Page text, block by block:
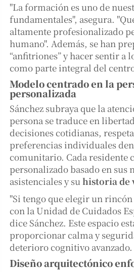
"La formación es uno de
fundamentales", asegura.
altamente profesionalizado
humano". Además, se han
“anfitriones” y hacer sentir a
como parte integral del
Modelo centrado en la
personalizada
Sánchez subraya que la
persona se traduce en
decisiones cotidianas,
preferencias individuales
comunitario. Cada residente
personalizado basado en sus
asistenciales y suhistoria de
"Si tengo que elegir un
con la Unidad de Cuidados
dice Sánchez. Este espacio
proporcionar calma y
deterioro cognitivo avanzado.
Diseño arquitectónico